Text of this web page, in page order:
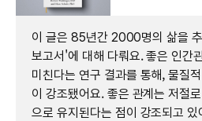
이 글은 85년간 2000명의 삶을
보고서'에 대해 다뤄요. 좋은 인간
미친다는 연구 결과를 통해, 물질
이 강조됐어요. 좋은 관계는 저절
으로 유지된다는 점이 강조되고 있